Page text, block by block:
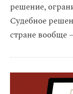
решение,
Судебное
стране вообще